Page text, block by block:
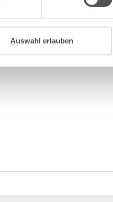
Auswahl erlauben